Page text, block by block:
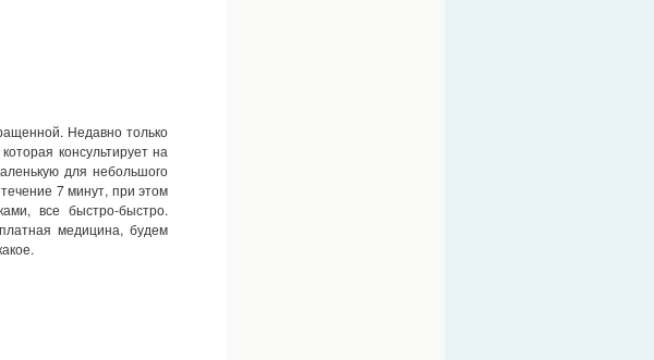
Недавно только
консультирует на
для небольшого
7 минут, при этом
все быстро-быстро.
медицина, будем